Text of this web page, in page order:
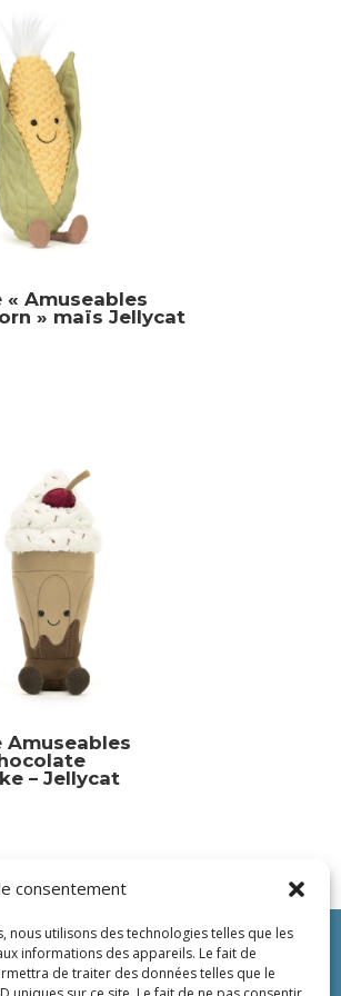
consentement
nous utilisons des technologies telles que les
informations des appareils. Le fait de
de traiter des données telles que le
« Amuseables
» maïs Jellycat
Amuseables
– Jellycat